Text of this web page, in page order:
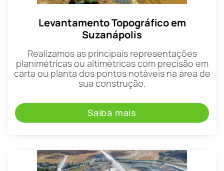
Levantamento Topográfico em
Suzanápolis
Realizamos as principais representações
planimétricas ou altimétricas com precisão em
carta ou planta dos pontos notáveis na área de
sua construção.
Saiba mais